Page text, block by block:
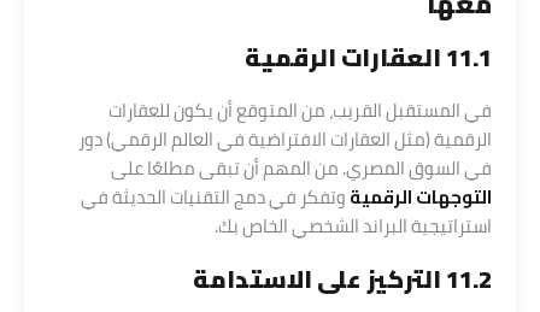
11.1 العقارات الرقمية
في المستقبل القريب، من المتوقع أن يكون للعقارات
الرقمية (مثل العقارات الافتراضية في العالم الرقمي) دور
في السوق المصري. من المهم أن تبقى مطلعًا على
التوجهات الرقميةوتفكر في دمج التقنيات الحديثة في
استراتيجية البراند الشخصي الخاص بك.
11.2 التركيز على الاستدامة